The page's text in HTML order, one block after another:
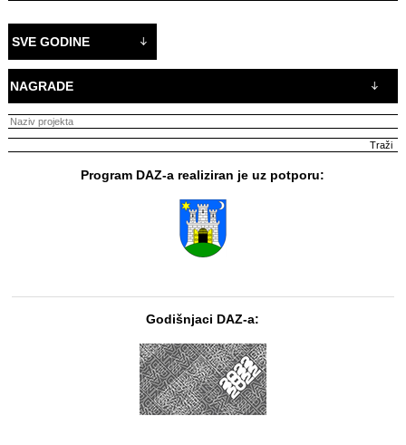
SVE GODINE
NAGRADE
Program DAZ-a realiziran je uz potporu:
Godišnjaci DAZ-a: